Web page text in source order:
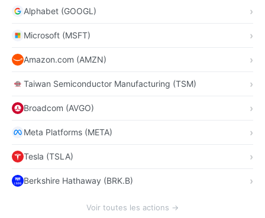
Alphabet (GOOGL)
Microsoft (MSFT)
Amazon.com (AMZN)
Taiwan Semiconductor Manufacturing (TSM)
Broadcom (AVGO)
Meta Platforms (META)
Tesla (TSLA)
Berkshire Hathaway (BRK.B)
Voir toutes les actions →